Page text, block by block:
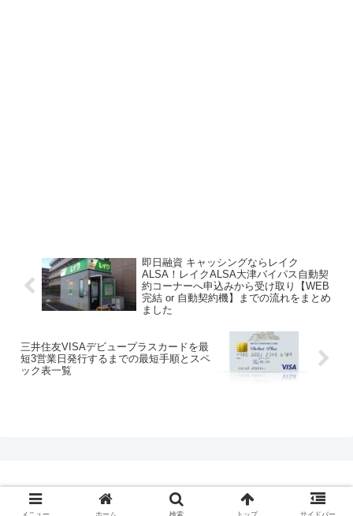
即日融資 キャッシングならレイク
ALSA！レイクALSA大津バイパス自動契
約コーナーへ申込みから受け取り【WEB
完結 or 自動契約機】までの流れをまとめ
ました
三井住友VISAデビュープラスカードを最
短3営業日発行するまでの最短手順とスペ
ック表一覧
© 2020 クレジットカード最短即日発行.com.
メニュー ホーム 検索 トップ サイドバー